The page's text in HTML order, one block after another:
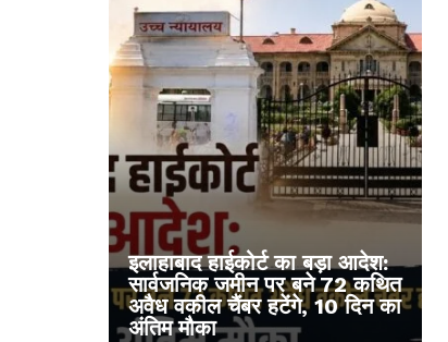
इलाहाबाद हाईकोर्ट का बड़ा आदेश:
सार्वजनिक जमीन पर बने 72 कथित
अवैध वकील चैंबर हटेंगे, 10 दिन का
अंतिम मौका